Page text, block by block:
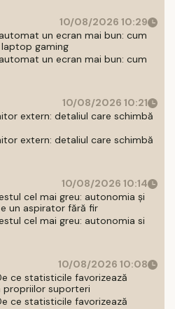
10/08/2026 10:29
un ecran mai bun: cum
gaming
un ecran mai bun: cum
10/08/2026 10:21
extern: detaliul care schimbă
extern: detaliul care schimbă
10/08/2026 10:14
cel mai greu: autonomia și
un aspirator fără fir
cel mai greu: autonomia si
10/08/2026 10:08
ce statisticile favorizează
propriilor suporteri
ce statisticile favorizează